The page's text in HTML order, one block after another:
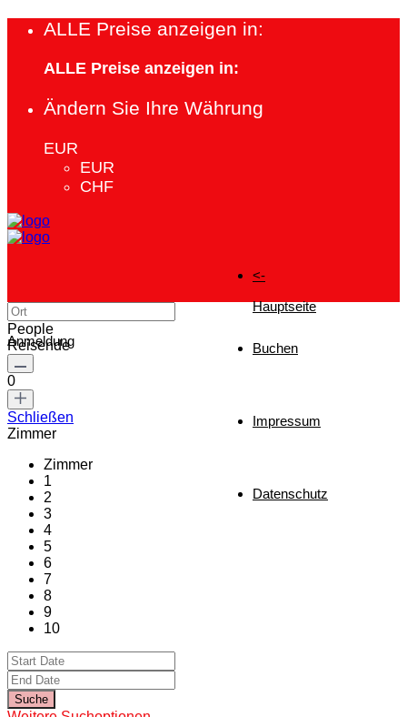
ALLE Preise anzeigen in:
ALLE Preise anzeigen in:
Ändern Sie Ihre Währung
EUR
EUR
CHF
<-
Hauptseite
Buchen
Impressum
Datenschutz
Anmeldung
People
Reisende
0
Schließen
Zimmer
Zimmer
1
2
3
4
5
6
7
8
9
10